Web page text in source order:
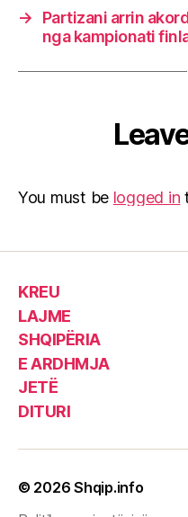
→
Partizani arrin
nga kampionati
You must be logged in
KREU
LAJME
SHQIPËRIA
E ARDHMJA
JETË
DITURI
© 2026Shqip.info